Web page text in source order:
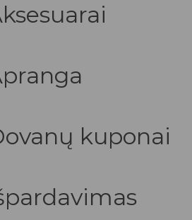
kuponai